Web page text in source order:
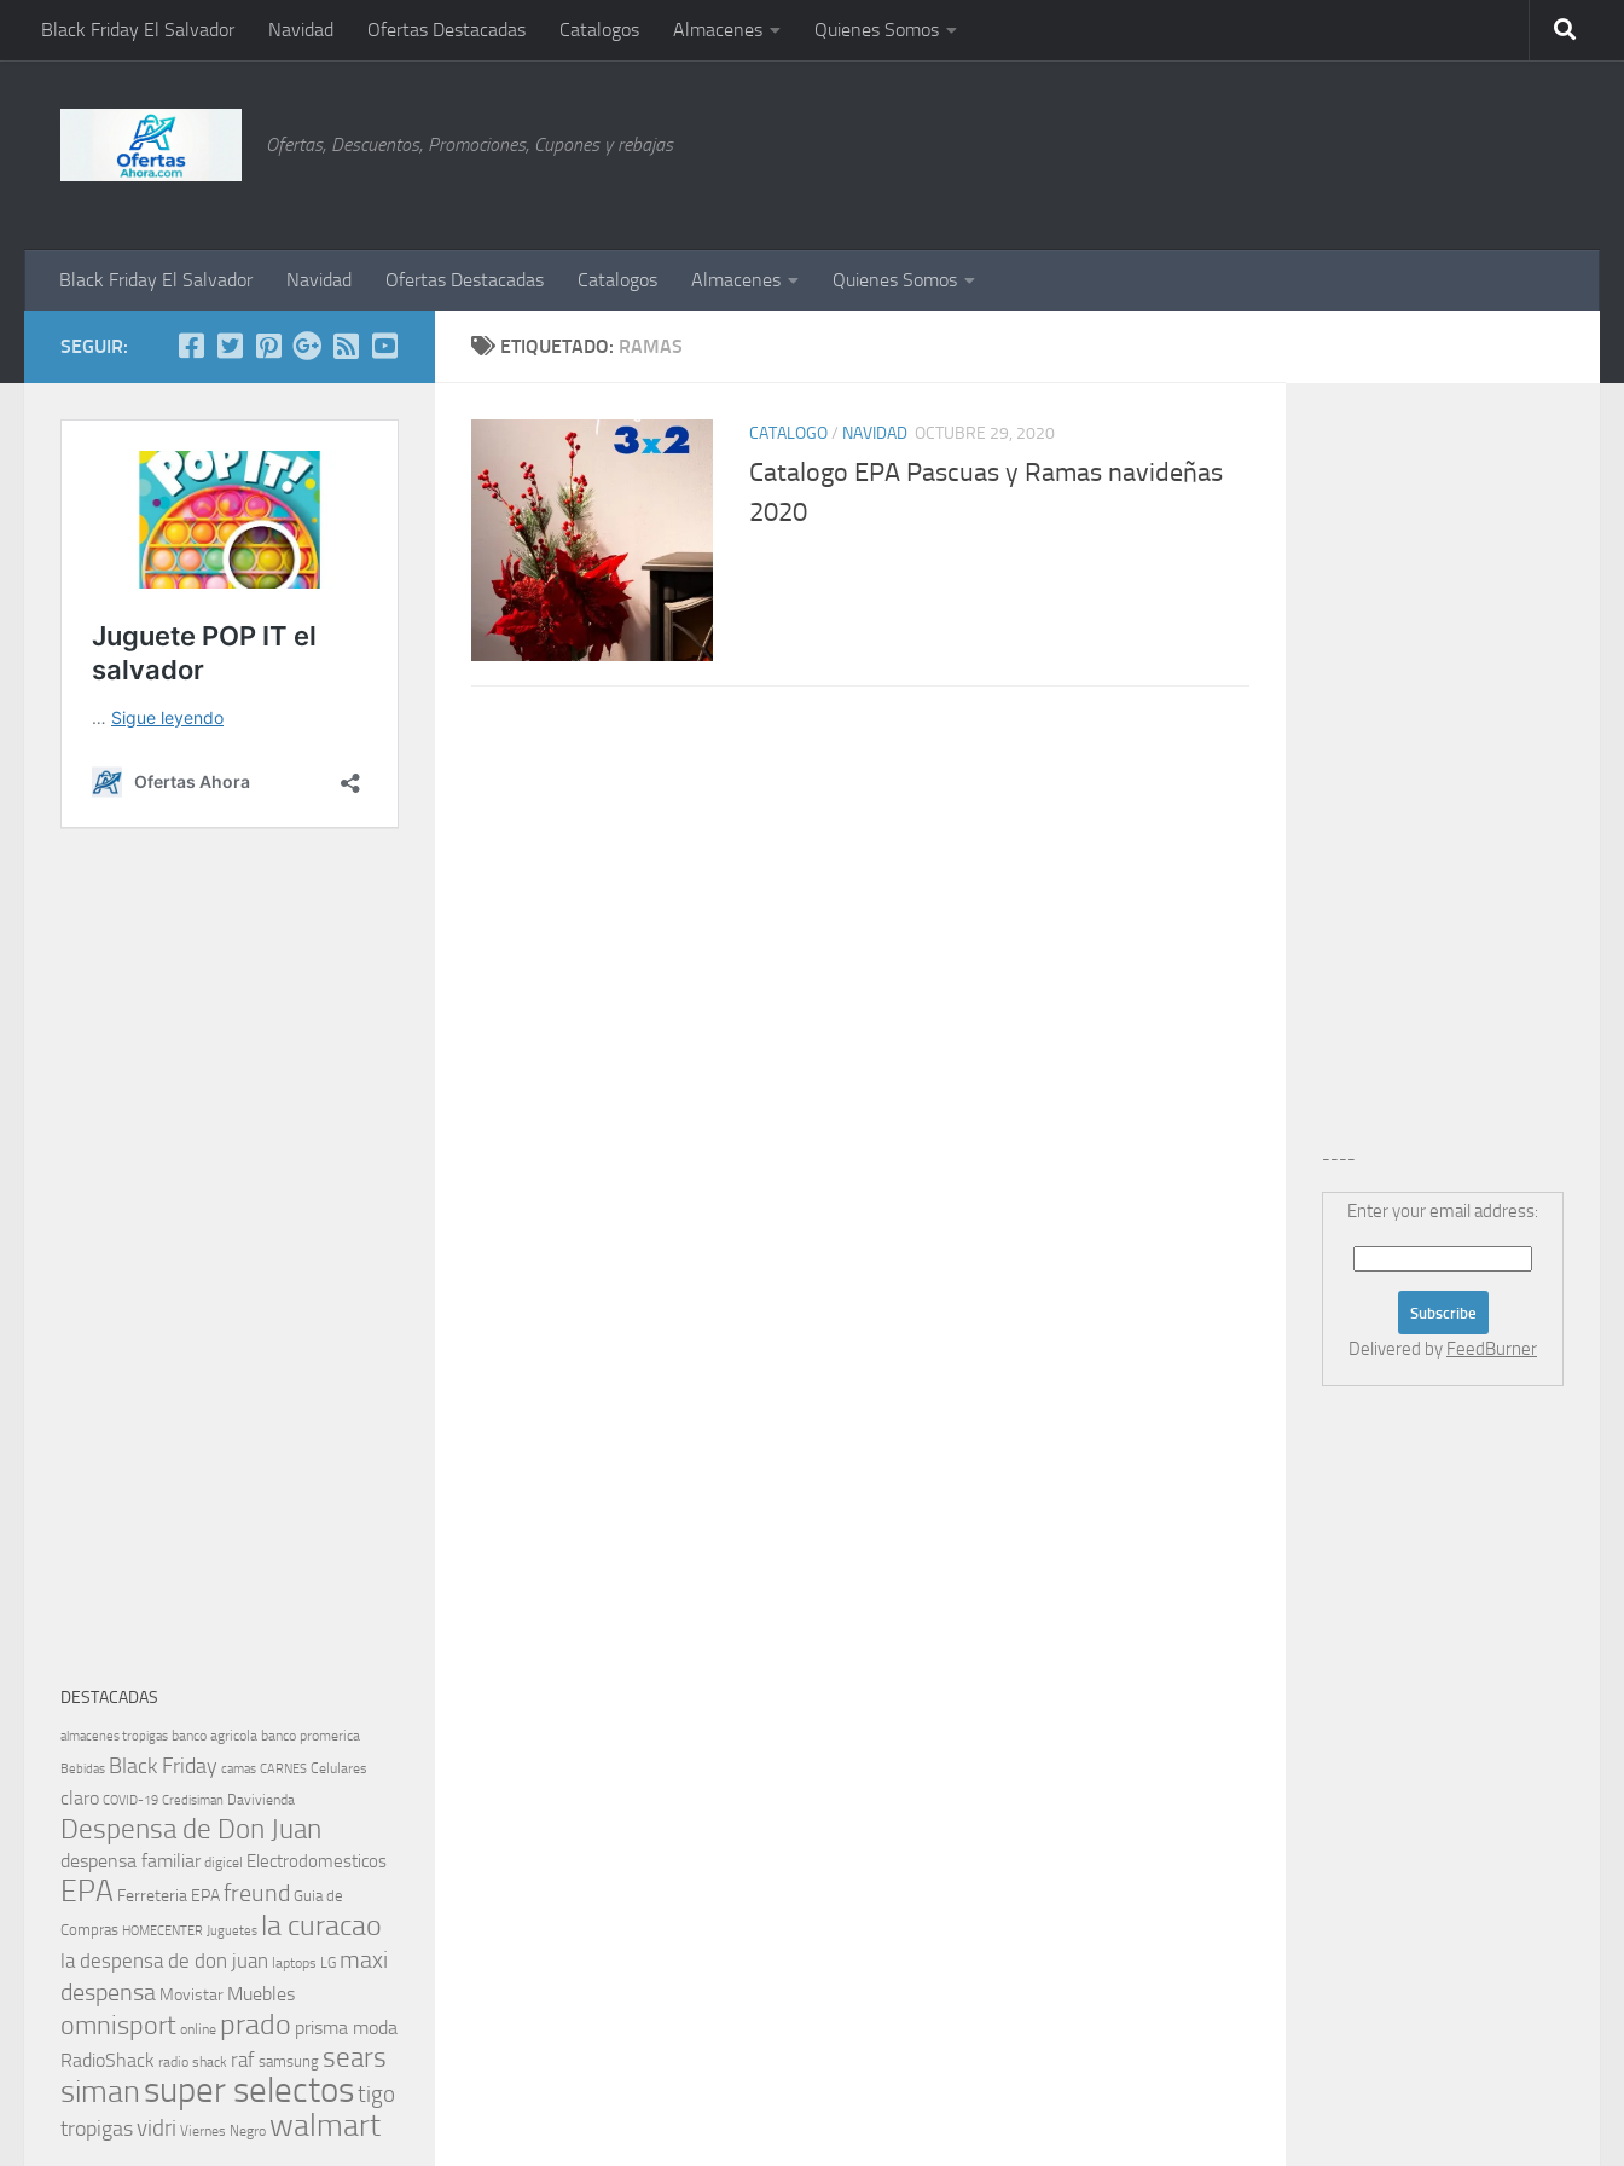
Saltar al contenido
Black Friday El Salvador Navidad Ofertas Destacadas Catalogos Almacenes Quienes Somos
Ofertas, Descuentos, Promociones, Cupones y rebajas
Black Friday El Salvador Navidad Ofertas Destacadas Catalogos Almacenes Quienes Somos
ETIQUETADO: RAMAS
CATALOGO/ NAVIDAD OCTUBRE 29, 2020
Catalogo EPA Pascuas y Ramas navideñas
2020
SEGUIR:
DESTACADAS
almacenes tropigas banco agricola banco promerica
Bebidas Black Friday camas CARNES Celulares
claro COVID-19 Credisiman Davivienda
Despensa de Don Juan
despensa familiar digicel Electrodomesticos
EPA Ferreteria EPAfreund Guia de
Compras HOMECENTER Juguetes la curacao
la despensa de don juan laptops LG maxi
despensa Movistar Muebles
omnisport online prado prisma moda
RadioShack radio shack raf samsung sears
simansuper selectostigo
tropigasvidri Viernes Negro walmart
----
Enter your email address:
Delivered by FeedBurner